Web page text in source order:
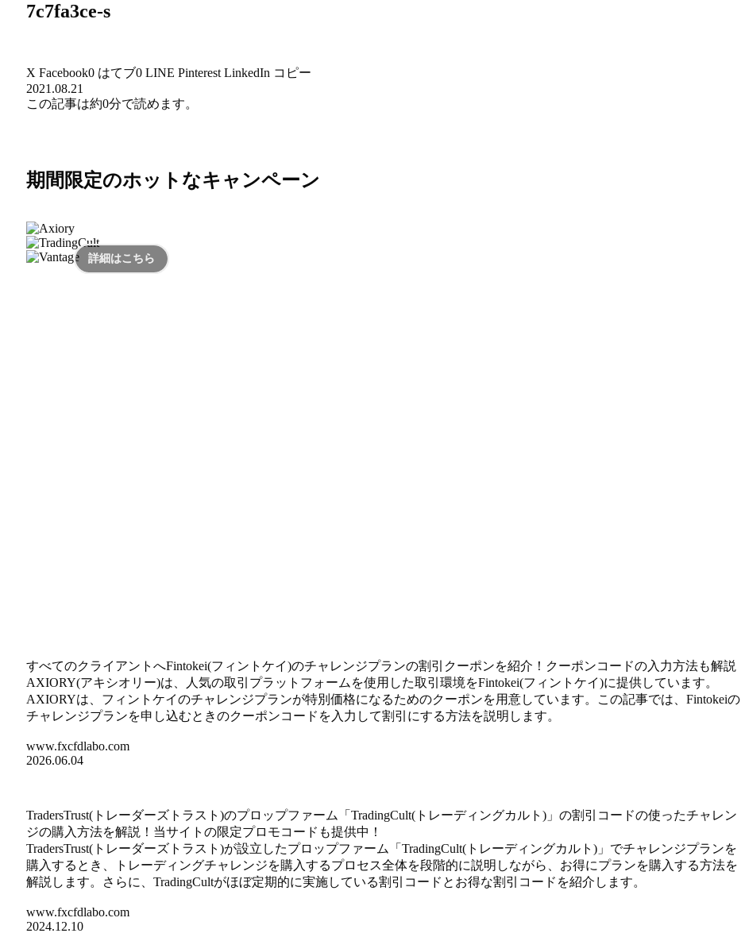
7c7fa3ce-s
X Facebook0 はてブ0 LINE Pinterest LinkedIn コピー
2021.08.21
この記事は約0分で読めます。
期間限定のホットなキャンペーン
詳細はこちら
詳細はこちら
詳細はこちら
すべてのクライアントへFintokei(フィントケイ)のチャレンジプランの割引クーポンを紹介！クーポンコードの入力方法も解説
AXIORY(アキシオリー)は、人気の取引プラットフォームを使用した取引環境をFintokei(フィントケイ)に提供しています。
AXIORYは、フィントケイのチャレンジプランが特別価格になるためのクーポンを用意しています。この記事では、Fintokeiの
チャレンジプランを申し込むときのクーポンコードを入力して割引にする方法を説明します。
www.fxcfdlabo.com
2026.06.04
TradersTrust(トレーダーズトラスト)のプロップファーム「TradingCult(トレーディングカルト)」の割引コードの使ったチャレン
ジの購入方法を解説！当サイトの限定プロモコードも提供中！
TradersTrust(トレーダーズトラスト)が設立したプロップファーム「TradingCult(トレーディングカルト)」でチャレンジプランを
購入するとき、トレーディングチャレンジを購入するプロセス全体を段階的に説明しながら、お得にプランを購入する方法を
解説します。さらに、TradingCultがほぼ定期的に実施している割引コードとお得な割引コードを紹介します。
www.fxcfdlabo.com
2024.12.10